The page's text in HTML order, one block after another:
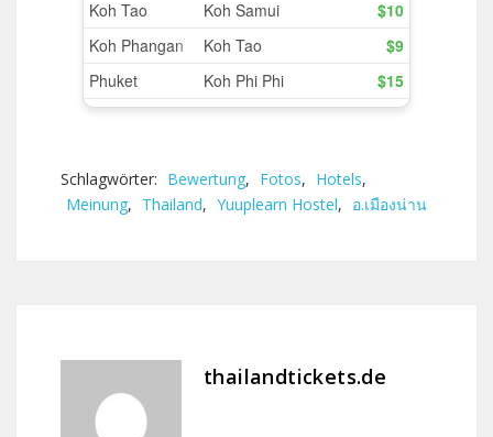
Schlagwörter: Bewertung, Fotos, Hotels,
Meinung, Thailand, Yuuplearn Hostel, อ.เมืองน่าน
thailandtickets.de